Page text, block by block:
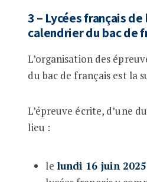
3 – Lycées français de
calendrier du bac de
L’organisation des
du bac de français est la
L’épreuve écrite, d’une
lieu :
le lundi 16 juin 2025